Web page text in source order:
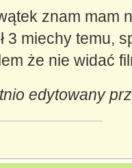
znam mam
3 miechy temu,
że nie widać
edytowany